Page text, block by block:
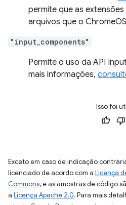
permite que as
arquivos que o
"input_components"
Permite o uso da API
mais informações,
Isso foi
Exceto em caso de indicação
licenciado de acordo com a Licença
Commons, e as amostras de código
a Licença Apache 2.0. Para mais